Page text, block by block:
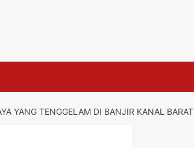
YANG TENGGELAM DI BANJIR KANAL BARAT